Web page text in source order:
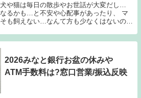
や猫は毎日の散歩やお世話が大変だし…
るかも…と不安や心配事があったり、 マ
も飼えない…なんて方も少なくはないので
2026みなと銀行お盆の休みや
ATM手数料は?窓口営業/振込反映